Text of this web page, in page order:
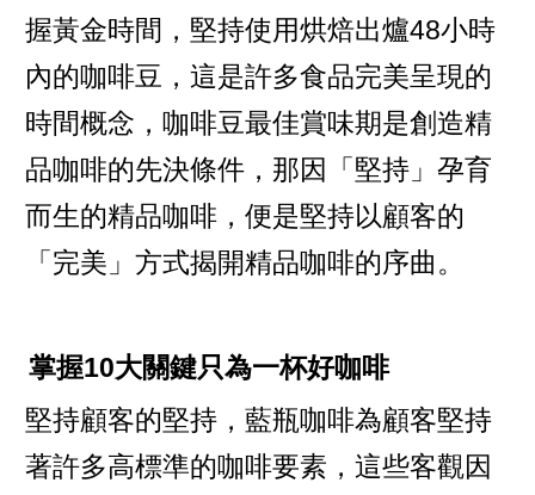
握黃金時間，堅持使用烘焙出爐48小時
內的咖啡豆，這是許多食品完美呈現的
時間概念，咖啡豆最佳賞味期是創造精
品咖啡的先決條件，那因「堅持」孕育
而生的精品咖啡，便是堅持以顧客的
「完美」方式揭開精品咖啡的序曲。
掌握10大關鍵只為一杯好咖啡
堅持顧客的堅持，藍瓶咖啡為顧客堅持
著許多高標準的咖啡要素，這些客觀因